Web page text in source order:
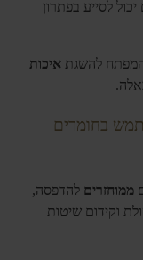
לסייע בפתרון
המפתח להשגתאיכות
בחומרים
ממוחזרים להדפסה,
וקידום שיטות